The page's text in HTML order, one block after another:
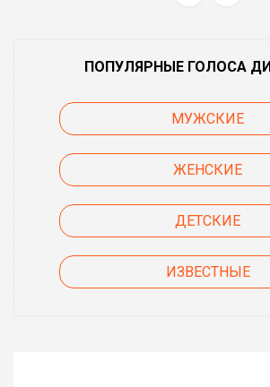
ПОПУЛЯРНЫЕ ГОЛОСА
МУЖСКИЕ
ЖЕНСКИЕ
ДЕТСКИЕ
ИЗВЕСТНЫЕ